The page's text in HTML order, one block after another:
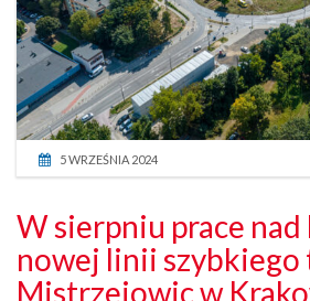
5 WRZEŚNIA 2024
W sierpniu prace
nowej linii szybkiego
Mistrzejowic w